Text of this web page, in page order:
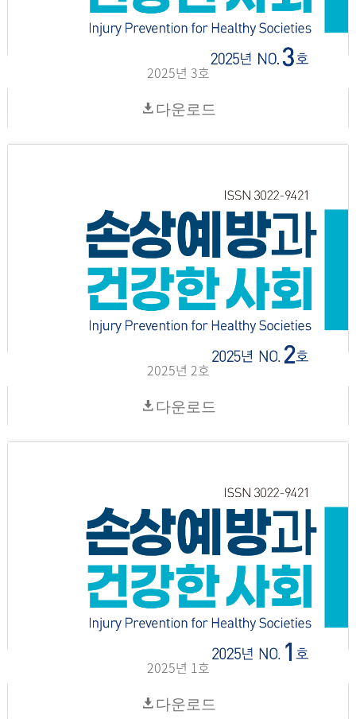
2025년 3호
다운로드
2025년 2호
다운로드
2025년 1호
다운로드